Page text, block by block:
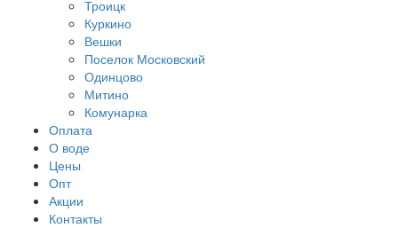
Троицк
Куркино
Вешки
Поселок Московский
Одинцово
Митино
Комунарка
Оплата
О воде
Цены
Опт
Акции
Контакты